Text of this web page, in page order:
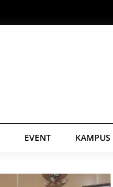
EVENT KAMPUS